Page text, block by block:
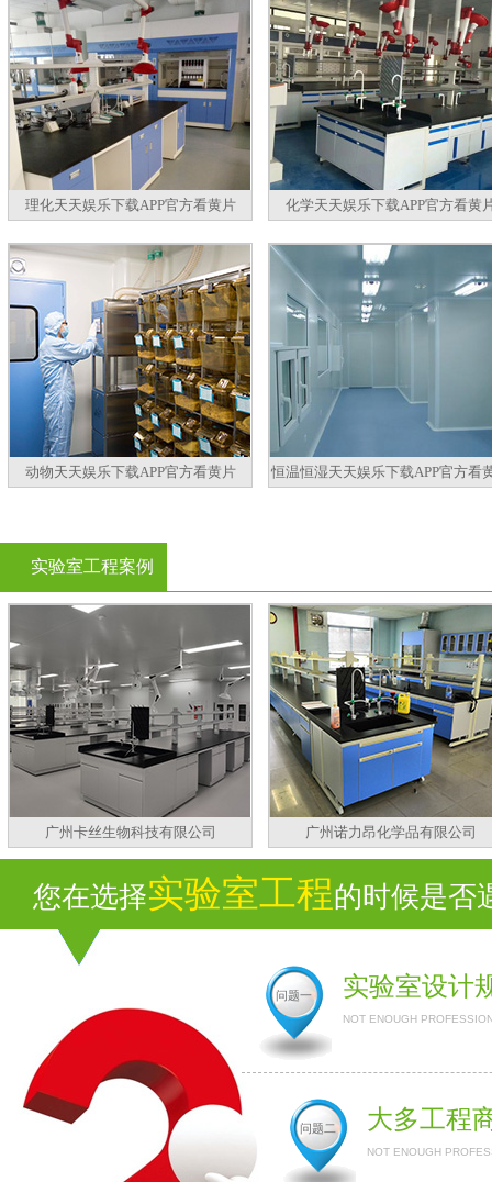
理化天天娱乐下载APP官方看黄片 化学天天娱乐下载APP官方看黄
动物天天娱乐下载APP官方看黄片 恒温恒湿天天娱乐下载APP官方看
实验室工程案例
广州卡丝生物科技有限公司 广州诺力昂化学品有限公司
您在选择实验室工程的时候是否
问题一 实验室设计
NOT ENOUGH
问题二 大多工程
NOT ENOUGH